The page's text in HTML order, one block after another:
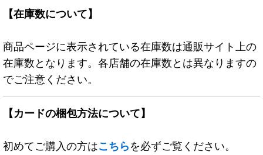
【在庫数について】
商品ページに表示されている在庫数は通販サイト上の
在庫数となります。各店舗の在庫数とは異なりますの
でご注意ください。
【カードの梱包方法について】
初めてご購入の方はこちらを必ずご覧ください。